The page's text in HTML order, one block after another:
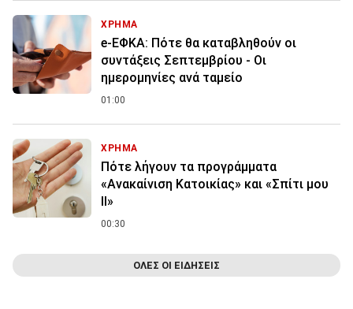
ΧΡΗΜΑ
e-ΕΦΚΑ: Πότε θα καταβληθούν οι
συντάξεις Σεπτεμβρίου - Οι
ημερομηνίες ανά ταμείο
01:00
ΧΡΗΜΑ
Πότε λήγουν τα προγράμματα
«Ανακαίνιση Κατοικίας» και «Σπίτι μου
ΙΙ»
00:30
ΟΛΕΣ ΟΙ ΕΙΔΗΣΕΙΣ